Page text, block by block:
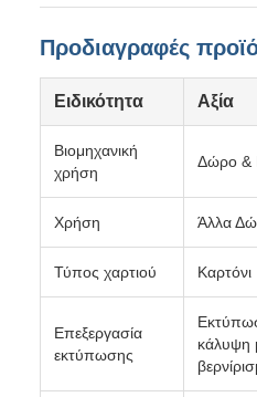
Προδιαγραφές
Ειδικότητα Αξία
Βιομηχανική
χρήση
Δώρο &
Χρήση Άλλα
Τύπος χαρτιού Καρτόνι
Επεξεργασία
εκτύπωσης
κάλυψη